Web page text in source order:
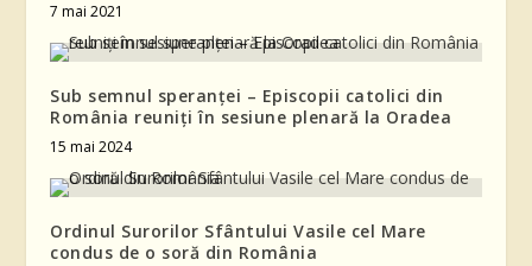
7 mai 2021
Sub semnul speranței – Episcopii catolici din
România reuniți în sesiune plenară la Oradea
15 mai 2024
Ordinul Surorilor Sfântului Vasile cel Mare
condus de o soră din România